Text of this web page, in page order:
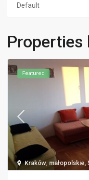
Default
Properties
Kraków, małopolskie,
Featured